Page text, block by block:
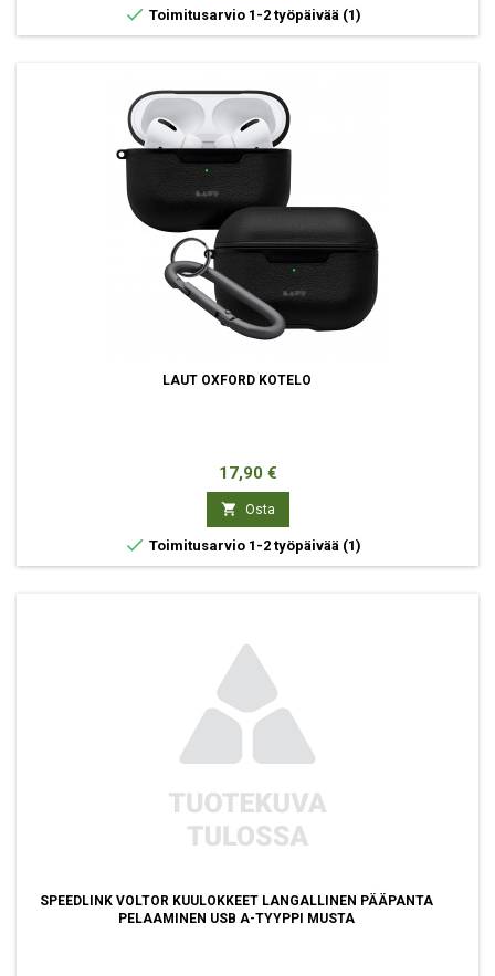
 Toimitusarvio 1-2 työpäivää (1)
LAUT OXFORD KOTELO
Hinta
17,90 €
 Osta
 Toimitusarvio 1-2 työpäivää (1)
SPEEDLINK VOLTOR KUULOKKEET LANGALLINEN PÄÄPANTA
PELAAMINEN USB A-TYYPPI MUSTA